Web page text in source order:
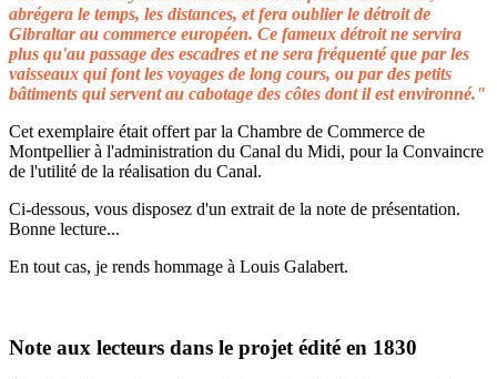
abrégera le temps, les distances, et fera oublier le détroit de
Gibraltar au commerce européen. Ce fameux détroit ne servira
plus qu'au passage des escadres et ne sera fréquenté que par les
vaisseaux qui font les voyages de long cours, ou par des petits
bâtiments qui servent au cabotage des côtes dont il est environné."
Cet exemplaire était offert par la Chambre de Commerce de
Montpellier à l'administration du Canal du Midi, pour la Convaincre
de l'utilité de la réalisation du Canal.
Ci-dessous, vous disposez d'un extrait de la note de présentation.
Bonne lecture...
En tout cas, je rends hommage à Louis Galabert.
Note aux lecteurs dans le projet édité en 1830